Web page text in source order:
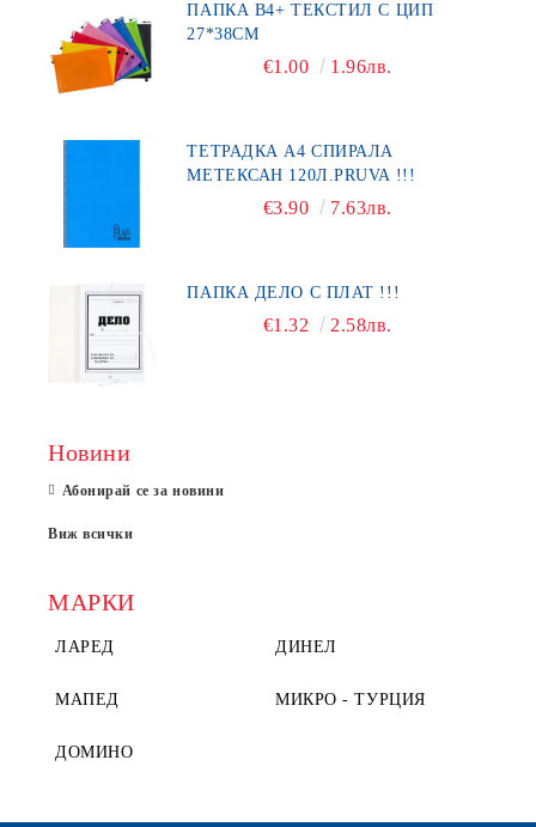
ПАПКА В4+ ТЕКСТИЛ С ЦИП
27*38СМ
€1.00 1.96лв.
ТЕТРАДКА А4 СПИРАЛА
МЕТЕКСАН 120Л.PRUVA !!!
€3.90 7.63лв.
ПАПКА ДЕЛО С ПЛАТ !!!
€1.32 2.58лв.
Новини
Абонирай се за новини
Виж всички
МАРКИ
ЛАРЕД ДИНЕЛ
МАПЕД МИКРО - ТУРЦИЯ
ДОМИНО